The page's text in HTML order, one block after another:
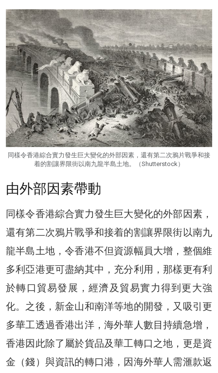
同樣令香港綜合實力發生巨大變化的外部因素，還有第二次鴉片戰爭和接
着的割讓界限街以南九龍半島土地。（Shutterstock）
由外部因素帶動
同樣令香港綜合實力發生巨大變化的外部因素，
還有第二次鴉片戰爭和接着的割讓界限街以南九
龍半島土地，令香港不但資源幅員大增，整個維
多利亞港更可盡納其中，充分利用，那樣更有利
於轉口貿易發展，經濟及貿易實力得到更大強
化。之後，新金山和南洋等地的開發，又吸引更
多華工透過香港出洋，海外華人數目持續急增，
香港因此除了屬於貨品及華工轉口之地，更是資
金（錢）與資訊的轉口港，因海外華人需滙款返